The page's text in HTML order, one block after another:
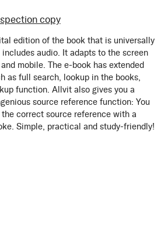
copy
edition of the book that is universally
includes audio. It adapts to the screen
mobile. The e-book has extended
as full search, lookup in the books,
function. Allvit also gives you a
source reference function: You
correct source reference with a
Simple, practical and study-friendly!